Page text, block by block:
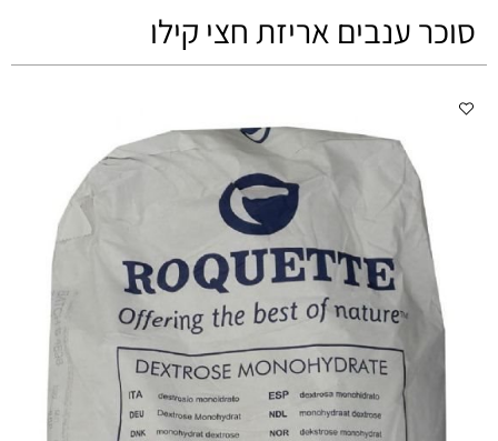
סוכר ענבים אריזת חצי קילו